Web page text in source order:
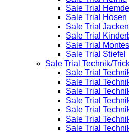
Sale Trial
Sale Trial Hosen
Sale Trial Jacken
Sale Trial
Sale Trial
Sale Trial Stiefel
Sale Trial Technik/
Sale Trial
Sale Trial
Sale Trial
Sale Trial
Sale Trial
Sale Trial
Sale Trial